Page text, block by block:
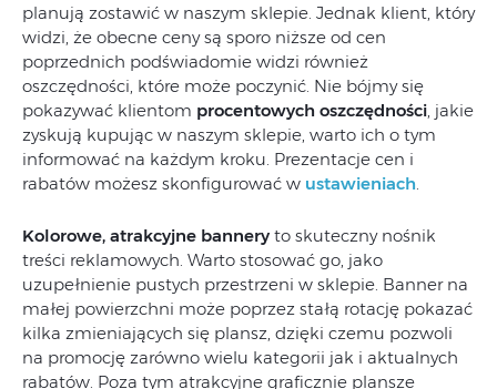
planują zostawić w naszym sklepie. Jednak klient, który
widzi, że obecne ceny są sporo niższe od cen
poprzednich podświadomie widzi również
oszczędności, które może poczynić. Nie bójmy się
pokazywać klientom procentowych oszczędności, jakie
zyskują kupując w naszym sklepie, warto ich o tym
informować na każdym kroku. Prezentacje cen i
rabatów możesz skonfigurować w ustawieniach.
Kolorowe, atrakcyjne bannery to skuteczny nośnik
treści reklamowych. Warto stosować go, jako
uzupełnienie pustych przestrzeni w sklepie. Banner na
małej powierzchni może poprzez stałą rotację pokazać
kilka zmieniających się plansz, dzięki czemu pozwoli
na promocję zarówno wielu kategorii jak i aktualnych
rabatów. Poza tym atrakcyjne graficznie plansze